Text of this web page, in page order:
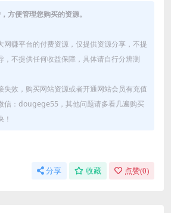
方便管理您购买的资源。
网赚平台的付费资源，仅提供资源分享，不提
，不提供任何收益保障，具体请自行分辨测
失效，购买网站资源或者开通网站会员有充值
信：dougege55，其他问题请多看几遍购买
分享 收藏 点赞(0)